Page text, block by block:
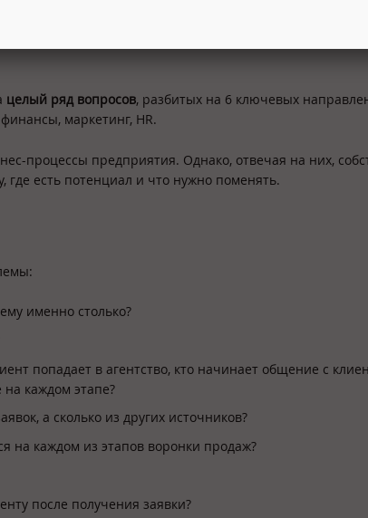
целый ряд вопросов, разбитых на 6 ключевых
маркетинг, HR.
процессы предприятия. Однако, отвечая на них,
есть потенциал и что нужно поменять.
именно столько?
попадает в агентство, кто начинает общение с
на каждом этапе?
а сколько из других источников?
на каждом из этапов воронки продаж?
после получения заявки?